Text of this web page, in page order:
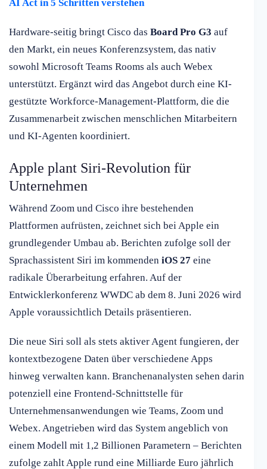
AI Act in 5 Schritten verstehen
Hardware-seitig bringt Cisco das Board Pro G3 auf
den Markt, ein neues Konferenzsystem, das nativ
sowohl Microsoft Teams Rooms als auch Webex
unterstützt. Ergänzt wird das Angebot durch eine KI-
gestützte Workforce-Management-Plattform, die die
Zusammenarbeit zwischen menschlichen Mitarbeitern
und KI-Agenten koordiniert.
Apple plant Siri-Revolution für
Unternehmen
Während Zoom und Cisco ihre bestehenden
Plattformen aufrüsten, zeichnet sich bei Apple ein
grundlegender Umbau ab. Berichten zufolge soll der
Sprachassistent Siri im kommenden iOS 27 eine
radikale Überarbeitung erfahren. Auf der
Entwicklerkonferenz WWDC ab dem 8. Juni 2026 wird
Apple voraussichtlich Details präsentieren.
Die neue Siri soll als stets aktiver Agent fungieren, der
kontextbezogene Daten über verschiedene Apps
hinweg verwalten kann. Branchenanalysten sehen darin
potenziell eine Frontend-Schnittstelle für
Unternehmensanwendungen wie Teams, Zoom und
Webex. Angetrieben wird das System angeblich von
einem Modell mit 1,2 Billionen Parametern – Berichten
zufolge zahlt Apple rund eine Milliarde Euro jährlich